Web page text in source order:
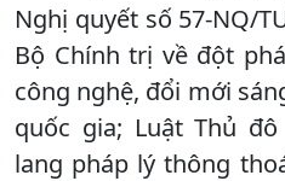
Nghị quyết số 57-NQ/
Bộ Chính trị về đột
công nghệ, đổi mới
quốc gia; Luật Thủ
lang pháp lý thông